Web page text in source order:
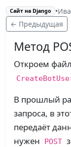
Сайт на Django •
← Предыдущая
Метод
Откроем файл
В прошлый
запроса, в
передаёт
нужен
POST